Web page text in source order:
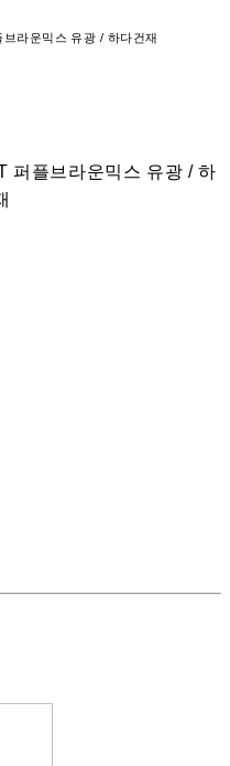
라운믹스 유광 / 하다건재